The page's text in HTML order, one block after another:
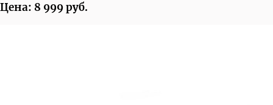
Цена: 8 999 руб.